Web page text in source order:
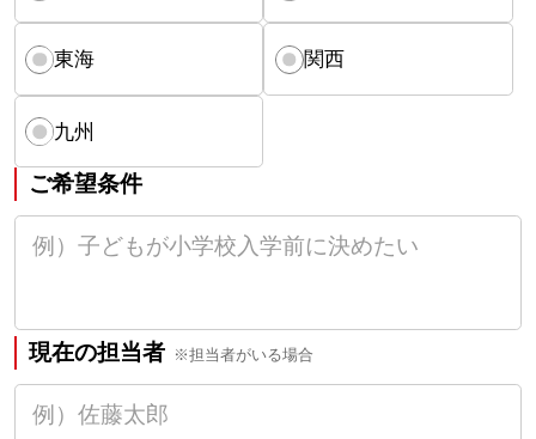
東海 関西
九州
ご希望条件
現在の担当者 ※担当者がいる場合